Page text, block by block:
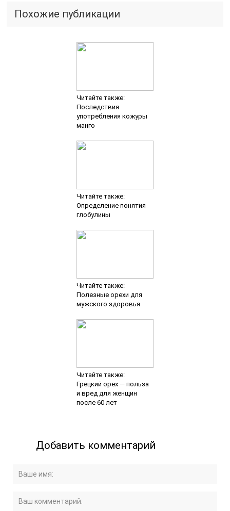
Похожие публикации
Читайте также:
Последствия
употребления кожуры
манго
Читайте также:
Определение понятия
глобулины
Читайте также:
Полезные орехи для
мужского здоровья
Читайте также:
Грецкий орех — польза
и вред для женщин
после 60 лет
Добавить комментарий